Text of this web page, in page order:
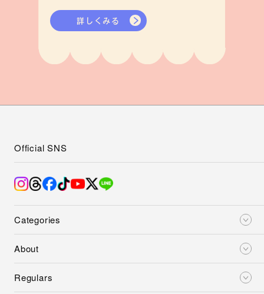
詳しくみる
Categories
About
Regulars
Official SNS